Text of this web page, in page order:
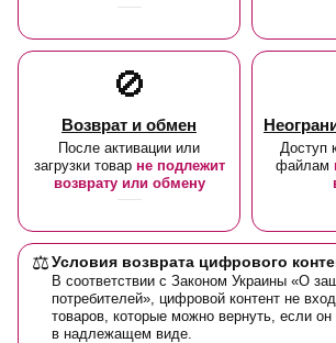
🚫
Возврат и обмен
После активации или
загрузки товар не подлежит
возврату или обмену
Доступ
файлам
⚖️Условия возврата цифрового
В соответствии с Законом Украины «О
потребителей», цифровой контент не
товаров, которые можно вернуть, если
в надлежащем виде.